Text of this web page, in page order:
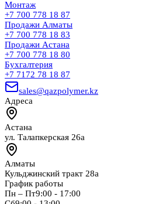
Монтаж
+7 700 778 18 87
Продажи Алматы
+7 700 778 18 83
Продажи Астана
+7 700 778 18 80
Бухгалтерия
+7 7172 78 18 87
sales@qazpolymer.kz
Адреса
Астана
ул. Талапкерская 26а
Алматы
Кульджинский тракт 28а
График работы
Пн – Пт9:00 - 17:00